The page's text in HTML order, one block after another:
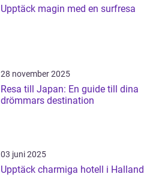
Upptäck magin med en surfresa
28 november 2025
Resa till Japan: En guide till dina
drömmars destination
03 juni 2025
Upptäck charmiga hotell i Halland